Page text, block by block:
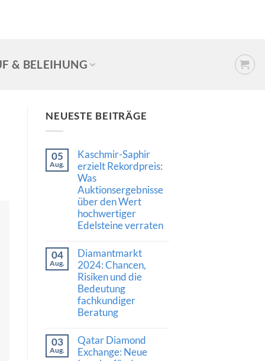
& BELEIHUNG
NEUESTE BEITRÄGE
05
Aug.
Kaschmir-Saphir
erzielt Rekordpreis:
Was
Auktionsergebnisse
über den Wert
hochwertiger
Edelsteine verraten
zu
Kaschmir-
Saphir
erzielt
Rekordpreis:
Was
Auktionsergebnisse
über
hochwertiger
Edelsteine
verraten
04
Aug.
Diamantmarkt
2024: Chancen,
Risiken und die
Bedeutung
fachkundiger
Beratung
zu
Diamantmarkt
2024:
03
Aug.
Qatar Diamond
Exchange: Neue